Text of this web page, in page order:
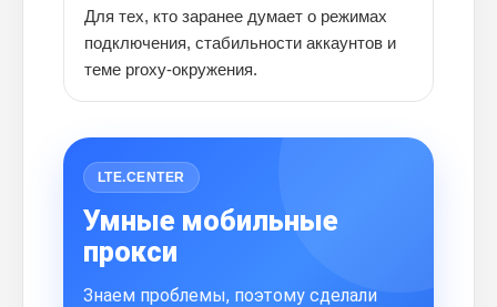
Для тех, кто заранее думает о режимах
подключения, стабильности аккаунтов и
теме proxy-окружения.
LTE.CENTER
Умные мобильные
прокси
Знаем проблемы, поэтому сделали